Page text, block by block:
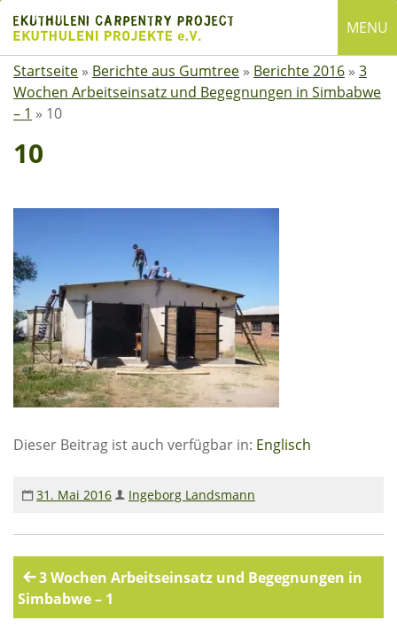
content
MENU
English
Deutsch
SUCHE
Startseite
Über uns
Satzung
Mitgliedschaft
Spenden
Kontakt I Infos zum Download
EKUTHULENI ZIMBABWE
Ausbildung in Ekuthuleni
INFORMATIONEN
Startseite » Berichte aus Gumtree » Berichte 2016 » 3
Wochen Arbeitseinsatz und Begegnungen in Simbabwe
– 1 » 10
10
Dieser Beitrag ist auch verfügbar in: Englisch
31. Mai 2016 Ingeborg Landsmann
Beitragsnavigation
3 Wochen Arbeitseinsatz und Begegnungen in
Simbabwe – 1